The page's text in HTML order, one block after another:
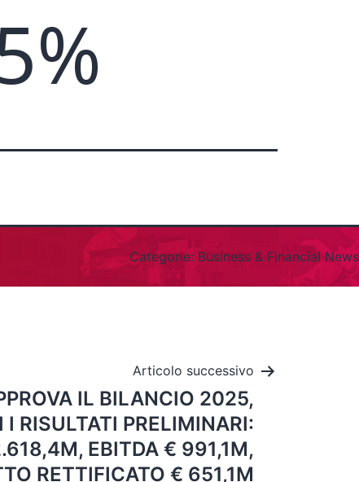
Categorie: Business & Financial News
Articolo successivo
IL BILANCIO 2025,
I RISULTATI PRELIMINARI:
EBITDA € 991,1M,
RETTIFICATO € 651,1M